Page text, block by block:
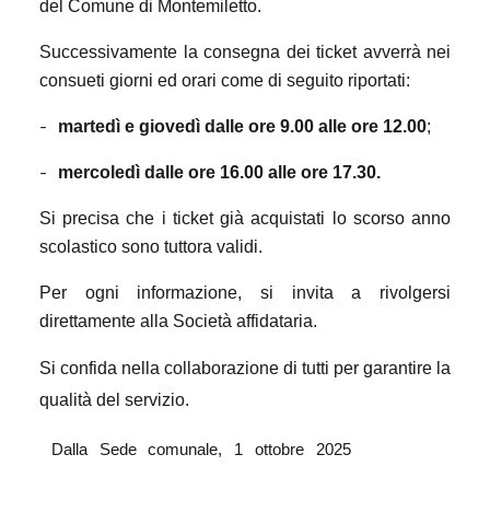
del Comune di Montemiletto.
Successivamente la consegna dei ticket avverrà nei
consueti giorni ed orari come di seguito riportati:
- martedì e giovedì dalle ore 9.00 alle ore 12.00;
- mercoledì dalle ore 16.00 alle ore 17.30.
Si precisa che i ticket già acquistati lo scorso anno
scolastico sono tuttora validi.
Per ogni informazione, si invita a rivolgersi
direttamente alla Società affidataria.
Si confida nella collaborazione di tutti per garantire la
qualità del servizio.
Dalla Sede comunale, 1 ottobre 2025